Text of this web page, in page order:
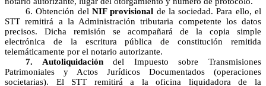
6. Obtención del NIF provisional de la sociedad. Para ello, el
STT remitirá a la Administración tributaria competente los datos
precisos. Dicha remisión se acompañará de la copia simple
electrónica de la escritura pública de constitución remitida
telemáticamente por el notario autorizante.
7. Autoliquidacióndel Impuesto sobre Transmisiones
Patrimoniales y Actos Jurídicos Documentados (operaciones
societarias). El STT remitirá a la oficina liquidadora de la